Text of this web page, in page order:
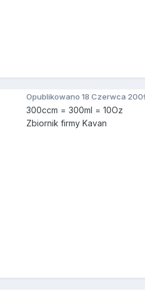
Opublikowano 18 Czerwca
300ccm = 300ml = 10Oz
Zbiornik firmy Kavan